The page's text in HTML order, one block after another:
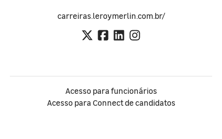
carreiras.leroymerlin.com.br/
Acesso para funcionários
Acesso para Connect de candidatos